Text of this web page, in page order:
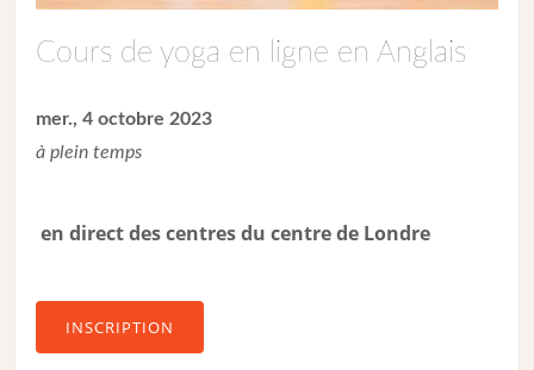
Cours de yoga en ligne en Anglais
mer., 4 octobre 2023
à plein temps
en direct des centres du centre de Londre
INSCRIPTION